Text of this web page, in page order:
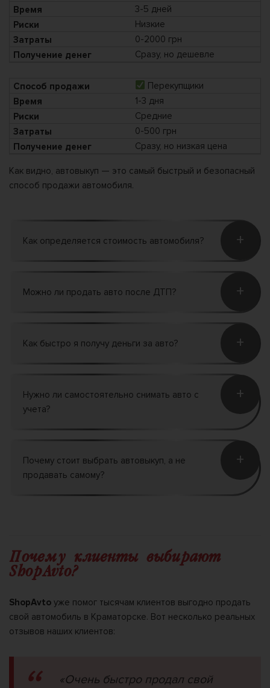
3-5 дней
Низкие
0-2000 грн
Сразу, но дешевле
Перекупщики
1-3 дня
Средние
0-500 грн
Сразу, но низкая цена
Как видно, автовыкуп — это самый быстрый и безопасный
способ продажи автомобиля.
Как определяется стоимость автомобиля? +
Можно ли продать авто после ДТП? +
Как быстро я получу деньги за авто? +
Нужно ли самостоятельно снимать авто с
учета?
+
Почему стоит выбрать автовыкуп, а не
продавать самому?
+
Почему клиенты выбирают
ShopAvto?
ShopAvto уже помог тысячам клиентов выгодно продать
свой автомобиль в Краматорске. Вот несколько реальных
отзывов наших клиентов:
«Очень быстро продал свой